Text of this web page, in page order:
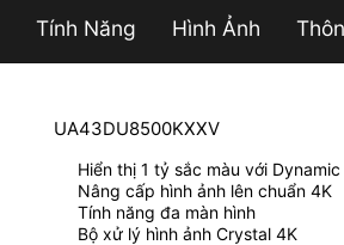
Tính Năng Hình Ảnh
UA43DU8500KXXV
Hiển thị 1 tỷ sắc màu với
Nâng cấp hình ảnh lên chuẩn 4K
Tính năng đa màn hình
Bộ xử lý hình ảnh Crystal 4K